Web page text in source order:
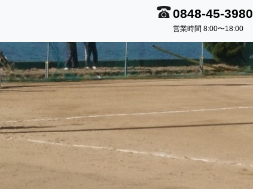
0848-45-3980
営業時間 8:00〜18:00